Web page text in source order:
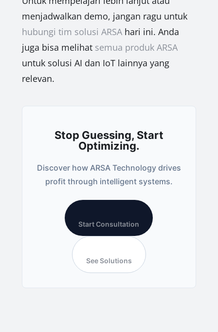
menjadwalkan demo, jangan ragu untuk
hubungi tim solusi ARSAhari ini. Anda
juga bisa melihat semua produk ARSA
untuk solusi AI dan IoT lainnya yang
relevan.
Stop Guessing, Start
Optimizing.
Discover how ARSA Technology drives
profit through intelligent systems.
Start Consultation
See Solutions